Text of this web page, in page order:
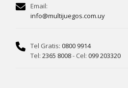
Email:
info@multijuegos.com.uy
Tel Gratis: 0800 9914
Tel: 2365 8008- Cel: 099 203320